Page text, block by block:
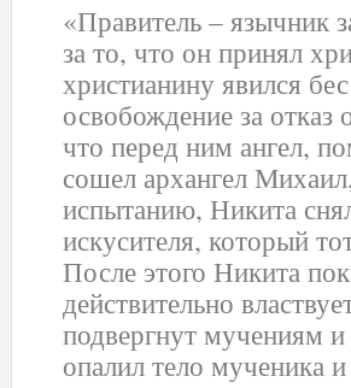
«Правитель – язычник
за то, что он принял
христианину явился
освобождение за
что перед ним ангел,
сошел архангел
испытанию, Никита
искусителя, который
После этого Никита
действительно
подвергнут мучениям
опалил тело мученика